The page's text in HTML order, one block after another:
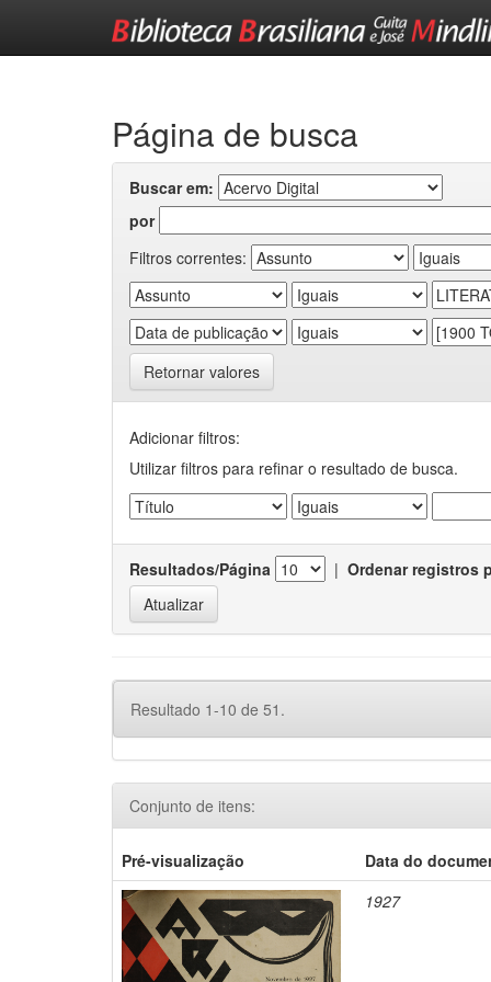
Página de busca
Buscar em:
por
Filtros correntes:
Retornar valores
Adicionar filtros:
Utilizar filtros para refinar o resultado de busca.
Resultados/Página | Ordenar registros
Resultado 1-10 de 51.
Conjunto de itens:
Pré-visualização
Data do
1927